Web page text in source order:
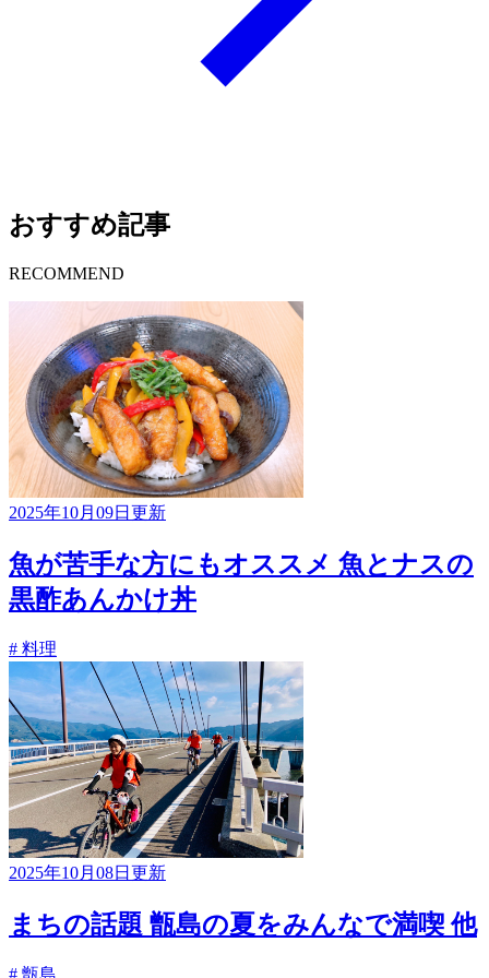
おすすめ記事
RECOMMEND
2025年10月09日更新
魚が苦手な方にもオススメ 魚とナスの
黒酢あんかけ丼
# 料理
2025年10月08日更新
まちの話題 甑島の夏をみんなで満喫 他
# 甑島